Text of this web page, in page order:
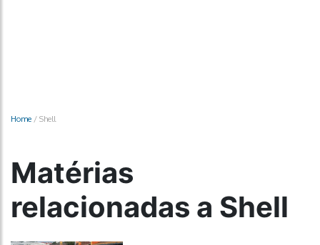
Home / Shell
Matérias
relacionadas a Shell